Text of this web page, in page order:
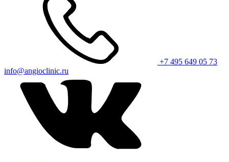
+7 495 649 05 73
info@angioclinic.ru